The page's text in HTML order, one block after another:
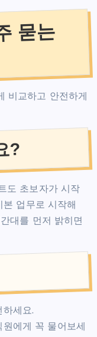
묻는
비교하고 안전하게
?
도 초보자가 시작
업무로 시작해
대를 먼저 밝히면
세요.
에게 꼭 물어보세